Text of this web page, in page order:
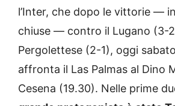
l’Inter, che dopo le vittorie —
chiuse — contro il Lugano (3-
Pergolettese (2-1), oggi
affronta il Las Palmas al Dino
Cesena (19.30). Nelle prime